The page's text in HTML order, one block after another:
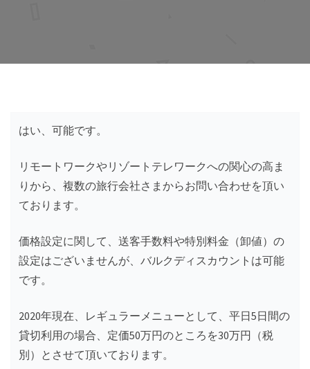
はい、可能です。
リモートワークやリゾートテレワークへの関心の高ま
りから、複数の旅行会社さまからお問い合わせを頂い
ております。
価格設定に関して、送客手数料や特別料金（卸値）の
設定はございませんが、バルクディスカウントは可能
です。
2020年現在、レギュラーメニューとして、平日5日間の
貸切利用の場合、定価50万円のところを30万円（税
別）とさせて頂いております。